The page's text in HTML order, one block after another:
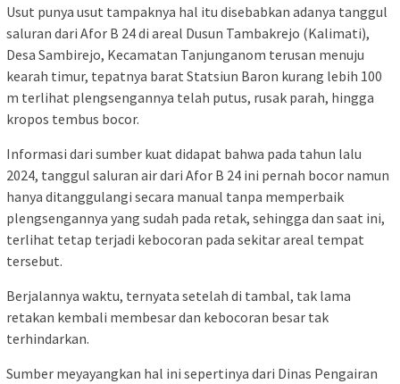
Usut punya usut tampaknya hal itu disebabkan adanya tanggul
saluran dari Afor B 24 di areal Dusun Tambakrejo (Kalimati),
Desa Sambirejo, Kecamatan Tanjunganom terusan menuju
kearah timur, tepatnya barat Statsiun Baron kurang lebih 100
m terlihat plengsengannya telah putus, rusak parah, hingga
kropos tembus bocor.
Informasi dari sumber kuat didapat bahwa pada tahun lalu
2024, tanggul saluran air dari Afor B 24 ini pernah bocor namun
hanya ditanggulangi secara manual tanpa memperbaik
plengsengannya yang sudah pada retak, sehingga dan saat ini,
terlihat tetap terjadi kebocoran pada sekitar areal tempat
tersebut.
Berjalannya waktu, ternyata setelah di tambal, tak lama
retakan kembali membesar dan kebocoran besar tak
terhindarkan.
Sumber meyayangkan hal ini sepertinya dari Dinas Pengairan